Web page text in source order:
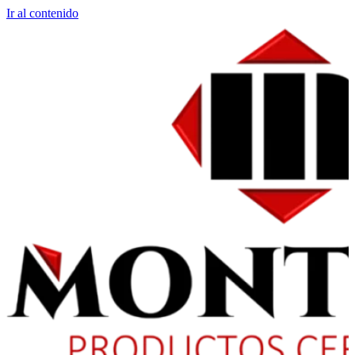
Ir al contenido